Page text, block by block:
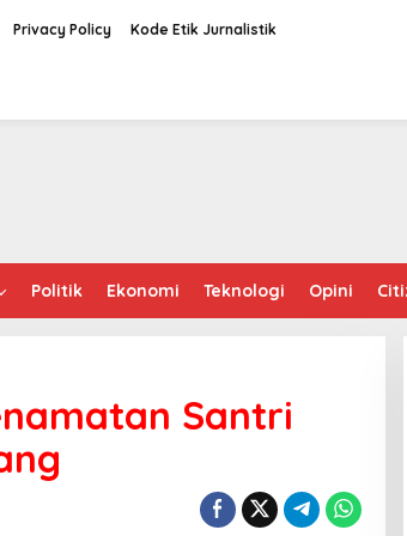
Privacy Policy Kode Etik Jurnalistik
Politik Ekonomi Teknologi Opini
Santri